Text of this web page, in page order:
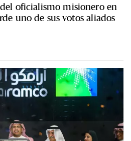
oficialismo misionero en
uno de sus votos aliados